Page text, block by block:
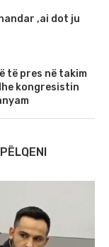
,ai dot ju
të pres në takim
kongresistin